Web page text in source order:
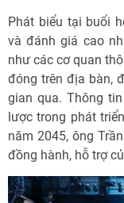
Phát biểu tại buổi
và đánh giá cao
như các cơ quan
đóng trên địa bàn,
gian qua. Thông
lược trong phát
năm 2045, ông
đồng hành, hỗ trợ